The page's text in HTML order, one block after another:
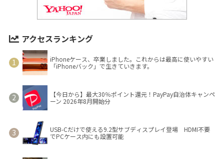
アクセスランキング
iPhoneケース、卒業しました。これからは最高に使いやすい
「iPhoneバック」で生きていきます。
【今日から】最大30％ポイント還元！PayPay自治体キャンペ
ーン 2026年8月開始分
USB-Cだけで使える9.2型サブディスプレイ登場 HDMI不要
でPCケース内にも設置可能